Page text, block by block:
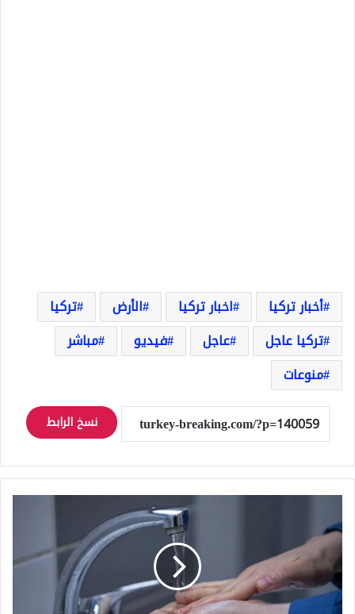
أخبار تركيا اخبار تركيا الأرض
تركيا
تركيا عاجل
عاجل فيديو
مباشر
منوعات
نسخ الرابط
تُقطع
عن
7
مناطق
في
إسطنبول